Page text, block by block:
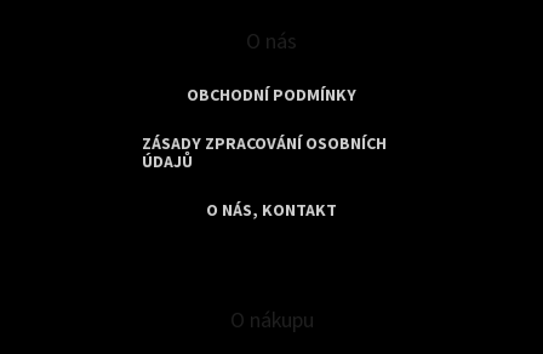
O nás
OBCHODNÍ PODMÍNKY
ZÁSADY ZPRACOVÁNÍ OSOBNÍCH
ÚDAJŮ
O NÁS, KONTAKT
O nákupu